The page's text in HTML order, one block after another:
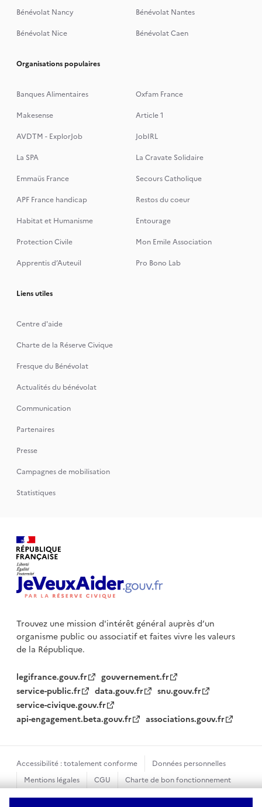
Bénévolat Nancy
Bénévolat Nantes
Bénévolat Nice
Bénévolat Caen
Organisations populaires
Banques Alimentaires
Oxfam France
Makesense
Article 1
AVDTM - ExplorJob
JobIRL
La SPA
La Cravate Solidaire
Emmaüs France
Secours Catholique
APF France handicap
Restos du coeur
Habitat et Humanisme
Entourage
Protection Civile
Mon Emile Association
Apprentis d’Auteuil
Pro Bono Lab
Liens utiles
Centre d'aide
Charte de la Réserve Civique
Fresque du Bénévolat
Actualités du bénévolat
Communication
Partenaires
Presse
Campagnes de mobilisation
Statistiques
Trouvez une mission d'intérêt général auprès d’un
organisme publicou associatif et faites vivre les valeurs
de la République.
legifrance.gouv.fr
gouvernement.fr
service-public.fr
data.gouv.fr
snu.gouv.fr
service-civique.gouv.fr
api-engagement.beta.gouv.fr
associations.gouv.fr
Accessibilité : totalement conforme
Données personnelles
Mentions légales
CGU
Charte de bon fonctionnement
Plan du site
Gestion des cookies